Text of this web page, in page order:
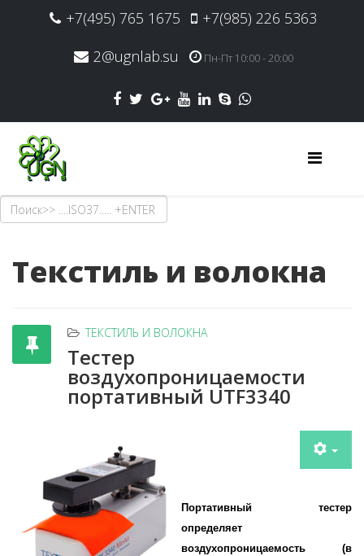
+7(495) 765 1675
+7(985) 226 5363
2@ugnlab.su
Пн-Пт 10:00 - 20:00
Текстиль и волокна
ТЕКСТИЛЬ И ВОЛОКНА
Тестер
воздухопроницаемости
портативный UTF3340
Портативный тестер
определяет
воздухопроницаемость
(в